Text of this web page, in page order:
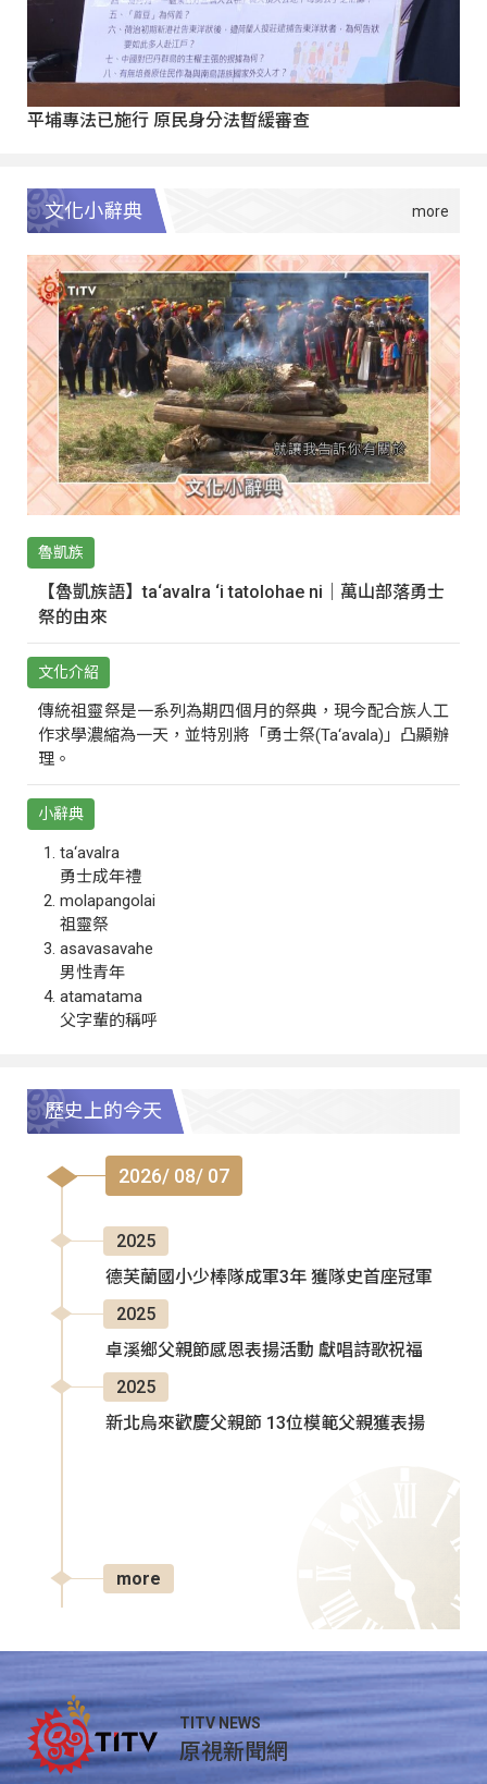
平埔專法已施行 原民身分法暫緩審查
文化小辭典
魯凱族
【魯凱族語】ta‘avalra ‘i tatolohae ni｜萬山部落勇士
祭的由來
文化介紹
傳統祖靈祭是一系列為期四個月的祭典，現今配合族人工
作求學濃縮為一天，並特別將「勇士祭(Ta‘avala)」凸顯辦
理。
小辭典
ta‘avalra
勇士成年禮
molapangolai
祖靈祭
asavasavahe
男性青年
atamatama
父字輩的稱呼
歷史上的今天
2026/ 08/ 07
2025
德芙蘭國小少棒隊成軍3年 獲隊史首座冠軍
2025
卓溪鄉父親節感恩表揚活動 獻唱詩歌祝福
2025
新北烏來歡慶父親節 13位模範父親獲表揚
more
TITV NEWS
原視新聞網